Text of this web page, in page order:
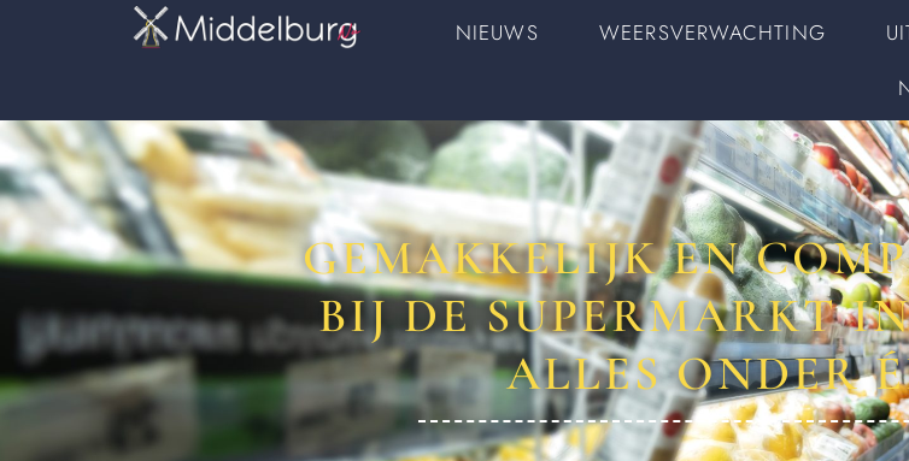
NIEUWS WEERSVERWACHTING
GEMAKKELIJK EN
BIJ DE SUPERMARKT
ALLES ONDER